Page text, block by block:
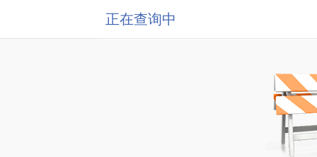
正在查询中